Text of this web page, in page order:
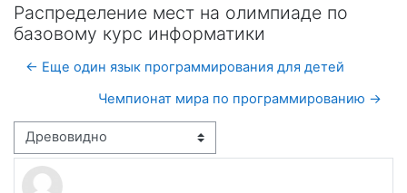
Распределение мест на олимпиаде по
базовому курс информатики
← Еще один язык программирования для детей
Чемпионат мира по программированию →
Режим отображения